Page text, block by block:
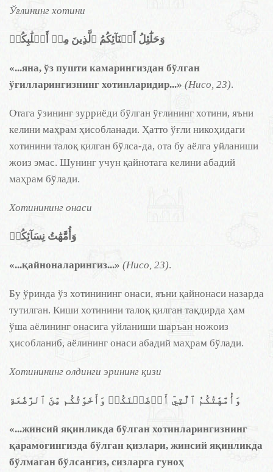
Ўғлининг хотини
وَحَلَٰٓئِلُ أَبۡنَآئِكُمُ ٱلَّذِينَ مِنۡ أَصۡلَٰبِكُمۡ
«...яна, ўз пушти камарингиздан бўлган
ўғилларингизнинг хотинларидир...» (Нисо, 23).
Отага ўзининг зурриёди бўлган ўғлининг хотини, яъни
келини маҳрам ҳисобланади. Ҳатто ўғли никоҳидаги
хотинини талоқ қилган бўлса-да, ота бу аёлга уйланиши
жоиз эмас. Шунинг учун қайнотага келини абадий
маҳрам бўлади.
Хотинининг онаси
وَأُمَّهَٰتُ نِسَآئِكُمۡ
«...қайноналарингиз...» (Нисо, 23).
Бу ўринда ўз хотинининг онаси, яъни қайнонаси назарда
тутилган. Киши хотинини талоқ қилган тақдирда ҳам
ўша аёлининг онасига уйланиши шаръан ножоиз
ҳисобланиб, аёлининг онаси абадий маҳрам бўлади.
Хотинининг олдинги эрининг қизи
وَأُمَّهَٰتُكُمُ ٱلَّٰتِيٓ أَرۡضَعۡنَكُمۡ وَأَخَوَٰتُكُم مِّنَ ٱلرَّضَٰعَةِ
«...жинсий яқинликда бўлган хотинларингизнинг
қарамоғингизда бўлган қизлари, жинсий яқинликда
бўлмаган бўлсангиз, сизларга гуноҳ